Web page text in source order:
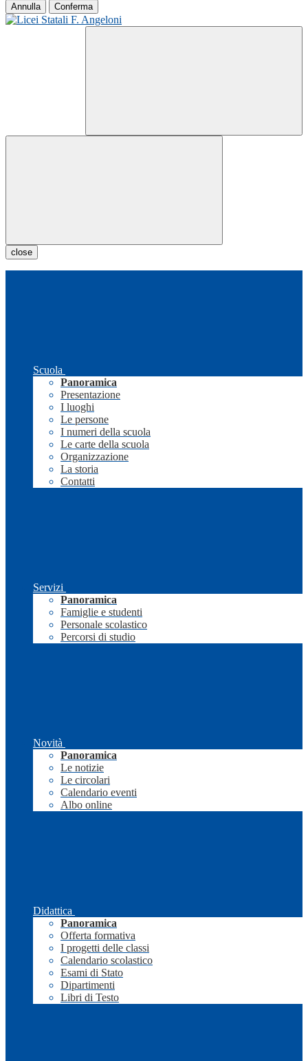
Annulla Conferma
close
Scuola
Panoramica
Presentazione
I luoghi
Le persone
I numeri della scuola
Le carte della scuola
Organizzazione
La storia
Contatti
Servizi
Panoramica
Famiglie e studenti
Personale scolastico
Percorsi di studio
Novità
Panoramica
Le notizie
Le circolari
Calendario eventi
Albo online
Didattica
Panoramica
Offerta formativa
I progetti delle classi
Calendario scolastico
Esami di Stato
Dipartimenti
Libri di Testo